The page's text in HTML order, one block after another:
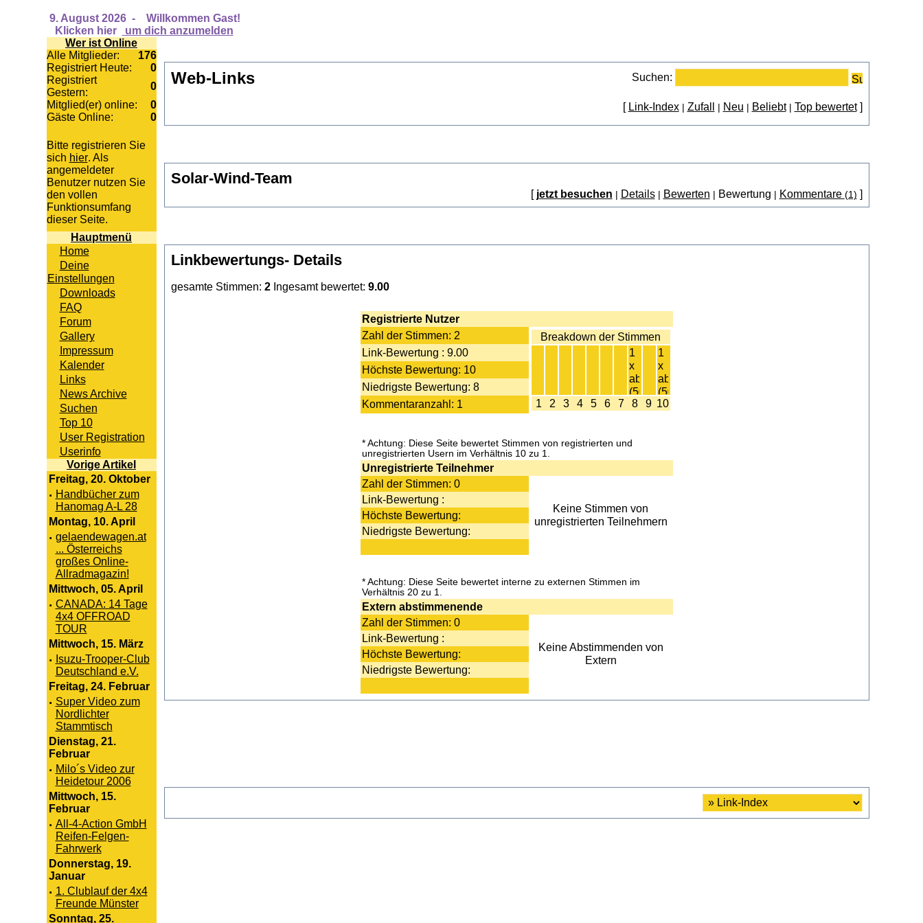
9. August 2026 -
Willkommen Gast!
Klicken hier
um dich anzumelden
Wer ist Online
Alle Mitglieder:
176
Registriert Heute:
0
Registriert
Gestern:
0
Mitglied(er) online:
0
Gäste Online:
0
Bitte registrieren Sie
sich hier. Als
angemeldeter
Benutzer nutzen Sie
den vollen
Funktionsumfang
dieser Seite.
Hauptmenü
Home
Deine
Einstellungen
Downloads
FAQ
Forum
Gallery
Impressum
Kalender
Links
News Archive
Suchen
Top 10
User Registration
Userinfo
Vorige Artikel
Freitag, 20. Oktober
· Handbücher zum
Hanomag A-L 28
Montag, 10. April
· gelaendewagen.at
... Österreichs
großes Online-
Allradmagazin!
Mittwoch, 05. April
· CANADA: 14 Tage
4x4 OFFROAD
TOUR
Mittwoch, 15. März
· Isuzu-Trooper-Club
Deutschland e.V.
Freitag, 24. Februar
· Super Video zum
Nordlichter
Stammtisch
Dienstag, 21.
Februar
· Milo´s Video zur
Heidetour 2006
Mittwoch, 15.
Februar
· All-4-Action GmbH
Reifen-Felgen-
Fahrwerk
Donnerstag, 19.
Januar
· 1. Clublauf der 4x4
Freunde Münster
Sonntag, 25.
Web-Links Suchen:
[ Link-Index Zufall Neu Beliebt Top bewertet]
Solar-Wind-Team
[ jetzt besuchen Details Bewerten Bewertung Kommentare (1) ]
Linkbewertungs- Details
gesamte Stimmen: 2Ingesamt bewertet: 9.00
Registrierte Nutzer
Zahl der Stimmen: 2
Breakdown der Stimmen
1 2 3 4 5 6 7 8 9 10
Link-Bewertung : 9.00
Höchste Bewertung: 10
Niedrigste Bewertung: 8
Kommentaranzahl: 1
* Achtung: Diese Seite bewertet Stimmen von registrierten und
unregistrierten Usern im Verhältnis 10 zu 1.
Unregistrierte Teilnehmer
Zahl der Stimmen: 0
Keine Stimmen von
unregistrierten Teilnehmern
Link-Bewertung :
Höchste Bewertung:
Niedrigste Bewertung:
* Achtung: Diese Seite bewertet interne zu externen Stimmen im
Verhältnis 20 zu 1.
Extern abstimmenende
Zahl der Stimmen: 0
Keine Abstimmenden von
Extern
Link-Bewertung :
Höchste Bewertung:
Niedrigste Bewertung: